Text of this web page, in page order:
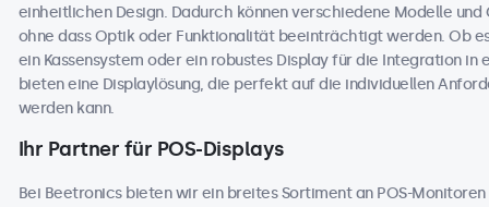
einheitlichen Design. Dadurch können verschiedene Modelle
ohne dass Optik oder Funktionalität beeinträchtigt werden. Ob
ein Kassensystem oder ein robustes Display für die Integration in
bieten eine Displaylösung, die perfekt auf die individuellen
werden kann.
Ihr Partner für POS-Displays
Bei Beetronics bieten wir ein breites Sortiment an POS-